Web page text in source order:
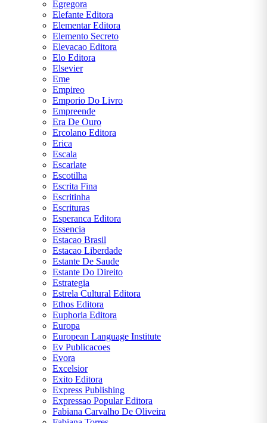
Egregora
Elefante Editora
Elementar Editora
Elemento Secreto
Elevacao Editora
Elo Editora
Elsevier
Eme
Empireo
Emporio Do Livro
Empreende
Era De Ouro
Ercolano Editora
Erica
Escala
Escarlate
Escotilha
Escrita Fina
Escritinha
Escrituras
Esperanca Editora
Essencia
Estacao Brasil
Estacao Liberdade
Estante De Saude
Estante Do Direito
Estrategia
Estrela Cultural Editora
Ethos Editora
Euphoria Editora
Europa
European Language Institute
Ev Publicacoes
Evora
Excelsior
Exito Editora
Express Publishing
Expressao Popular Editora
Fabiana Carvalho De Oliveira